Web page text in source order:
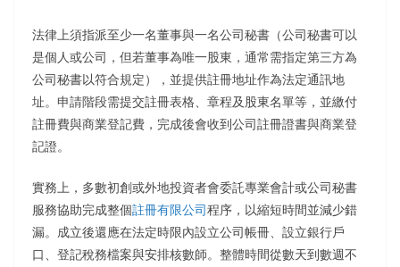
法律上須指派至少一名董事與一名公司秘書（公司秘書可以
是個人或公司，但若董事為唯一股東，通常需指定第三方為
公司秘書以符合規定），並提供註冊地址作為法定通訊地
址。申請階段需提交註冊表格、章程及股東名單等，並繳付
註冊費與商業登記費，完成後會收到公司註冊證書與商業登
記證。
實務上，多數初創或外地投資者會委託專業會計或公司秘書
服務協助完成整個註冊有限公司程序，以縮短時間並減少錯
漏。成立後還應在法定時限內設立公司帳冊、設立銀行戶
口、登記稅務檔案與安排核數師。整體時間從數天到數週不